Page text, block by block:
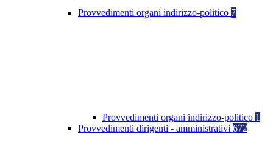
Provvedimenti organi indirizzo-politico 7
Provvedimenti organi indirizzo-politico 1
Provvedimenti dirigenti - amministrativi 672